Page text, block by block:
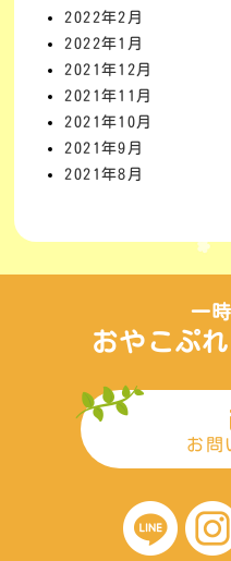
2022年2月
2022年1月
2021年12月
2021年11月
2021年10月
2021年9月
2021年8月
一
おやこぷ
お問